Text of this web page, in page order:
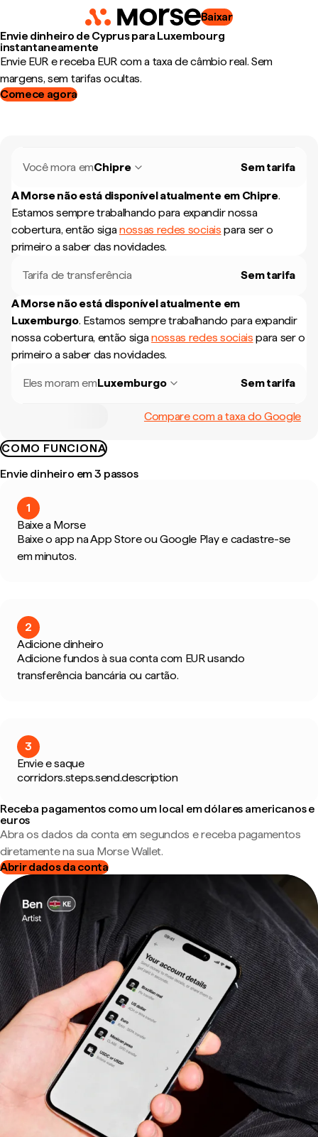
Baixar
Envie dinheiro de Cyprus para Luxembourg
instantaneamente
Envie EUR e receba EUR com a taxa de câmbio real. Sem
margens, sem tarifas ocultas.
Comece agora
Você mora emChipre Sem tarifa
A Morse não está disponível atualmente em Chipre.
Estamos sempre trabalhando para expandir nossa
cobertura, então siganossas redes sociais para ser o
primeiro a saber das novidades.
Tarifa de transferência Sem tarifa
A Morse não está disponível atualmente em
Luxemburgo. Estamos sempre trabalhando para expandir
nossa cobertura, então siganossas redes sociais para ser o
primeiro a saber das novidades.
Eles moram emLuxemburgo Sem tarifa
Compare com a taxa do Google
COMO FUNCIONA
Envie dinheiro em 3 passos
1
Baixe a Morse
Baixe o app na App Store ou Google Play e cadastre-se
em minutos.
2
Adicione dinheiro
Adicione fundos à sua conta com EUR usando
transferência bancária ou cartão.
3
Envie e saque
corridors.steps.send.description
Receba pagamentos como um local em dólares americanos e
euros
Abra os dados da conta em segundos e receba pagamentos
diretamente na sua Morse Wallet.
Abrir dados da conta